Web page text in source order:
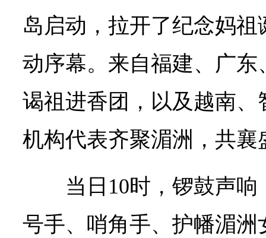
岛启动，拉开了纪念妈祖
动序幕。来自福建、广
谒祖进香团，以及越南
机构代表齐聚湄洲，共
当日10时，锣鼓声
号手、哨角手、护幡湄